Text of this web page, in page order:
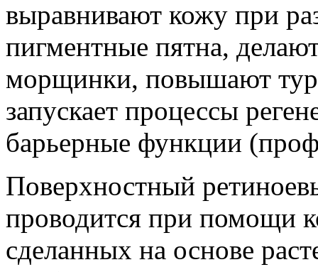
выравнивают кожу при
пигментные пятна,
морщинки, повышают
запускает процессы
барьерные функции
Поверхностный
проводится при помощи
сделанных на основе